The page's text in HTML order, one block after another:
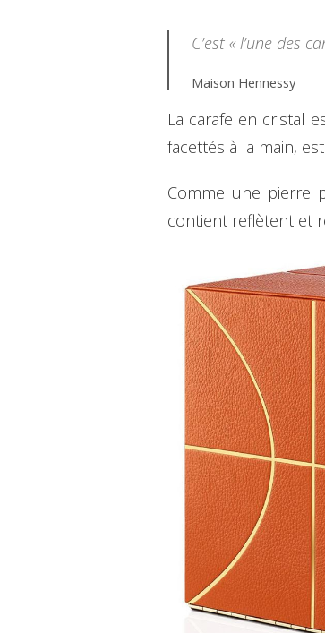
C’est « l’une des
Maison Hennessy
La carafe en cristal
facettés à la main,
Comme une pierre
contient reflètent et